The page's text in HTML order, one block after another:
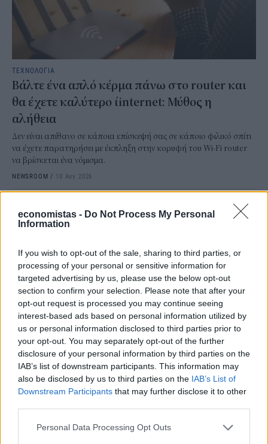
economistas - Do Not Process My Personal
Information
If you wish to opt-out of the sale, sharing to third parties, or
processing of your personal or sensitive information for
targeted advertising by us, please use the below opt-out
section to confirm your selection. Please note that after your
opt-out request is processed you may continue seeing
interest-based ads based on personal information utilized by
us or personal information disclosed to third parties prior to
your opt-out. You may separately opt-out of the further
disclosure of your personal information by third parties on the
IAB’s list of downstream participants. This information may
also be disclosed by us to third parties on the IAB’s List of
Downstream Participants that may further disclose it to other
Personal Data Processing Opt Outs
ΤΕΧΝΟΛΟΓΙΑ
Βάλτε ένα απλό κέρμα πάνω στο router και
θα έχετε καλύτερο ίinternet: Μύθος η
αλήθεια
Δεν είναι απίθανο σε κάποια επίσκεψή σας σε κάποιο φιλικό σπίτι
να έχετε παρατηρήσει με έκπληξη στην κορυφή του Wi-Fi router
να βρίσκεται ένα νόμισμα.
NEWSROOM / 10 Αυγ 2026
ΤΕΧΝΟΛΟΓΙΑ
Netflix: Πώς η AI μπορεί να βάλει τέλος στα
πανάκριβα επαναληπτικά γυρίσματα
Ένα λάθος σε ένα πλάνο, μια σκηνή που τελικά δεν «δένει» ή
μερικά δευτερόλεπτα υλικού που λείπουν μπορούν να κοστίσουν σε
πιστεύει ότι η τεχνητή νοημοσύνη μπορεί να αλλάξει ακριβώς αυτό